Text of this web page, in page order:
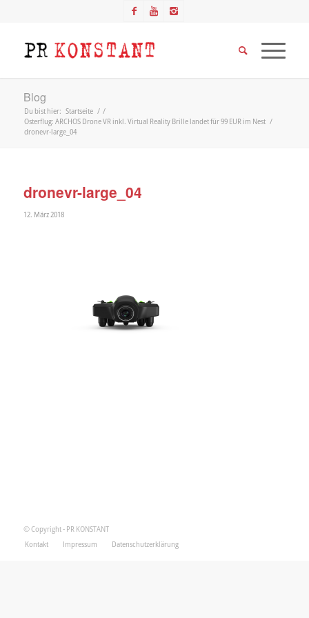
Blog
Du bist hier: Startseite / /
Osterflug: ARCHOS Drone VR inkl. Virtual Reality Brille landet für 99 EUR im Nest /
dronevr-large_04
dronevr-large_04
12. März 2018
© Copyright - PR KONSTANT
Kontakt
Impressum Datenschutzerklärung